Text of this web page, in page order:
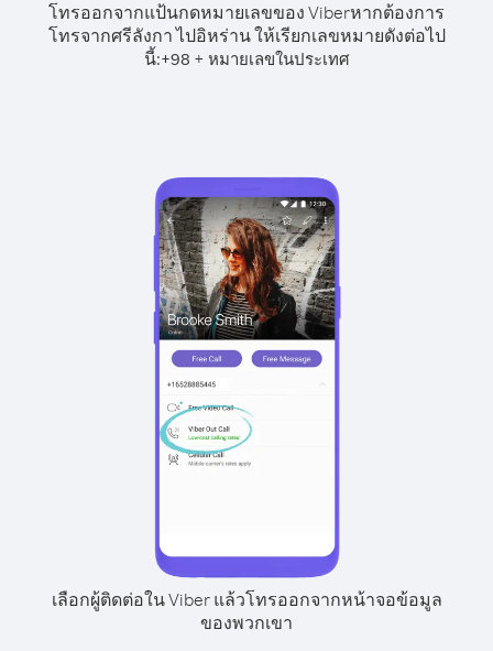
โทรออกจากแป้นกดหมายเลขของ Viberหากต้องการ
โทรจากศรีลังกา ไปอิหร่าน ให้เรียกเลขหมายดังต่อไป
นี้:+98 + หมายเลขในประเทศ
เลือกผู้ติดต่อใน Viber แล้วโทรออกจากหน้าจอข้อมูล
ของพวกเขา